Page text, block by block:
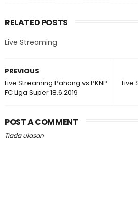
RELATED POSTS
Live Streaming
Live
PREVIOUS
Live Streaming Pahang vs PKNP
FC Liga Super 18.6.2019
POST A COMMENT
Tiada ulasan